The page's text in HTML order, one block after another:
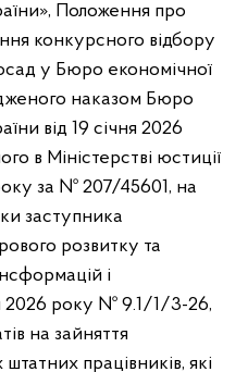
Положення про
конкурсного відбору
у Бюро економічної
наказом Бюро
від 19 січня 2026
в Міністерстві юстиції
за № 207/45601, на
заступника
розвитку та
і
2026 року № 9.1/1/3-26,
на зайняття
працівників, які